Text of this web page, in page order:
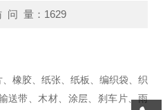
问 量：1629
橡胶、纸张、纸板、编织袋、织
送带、木材、涂层、刹车片、雨